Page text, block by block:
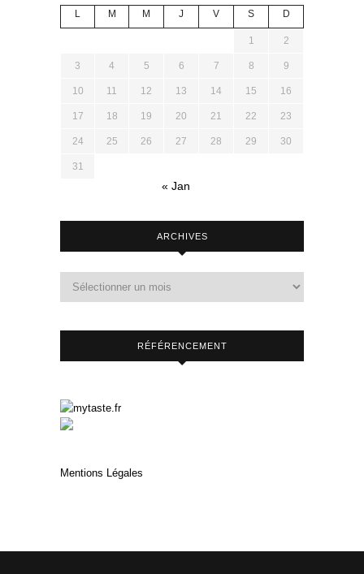
L M M J V S D
1 2
3 4 5 6 7 8 9
10 11 12 13 14 15 16
17 18 19 20 21 22 23
24 25 26 27 28 29 30
31
« Jan
ARCHIVES
RÉFÉRENCEMENT
Mentions Légales